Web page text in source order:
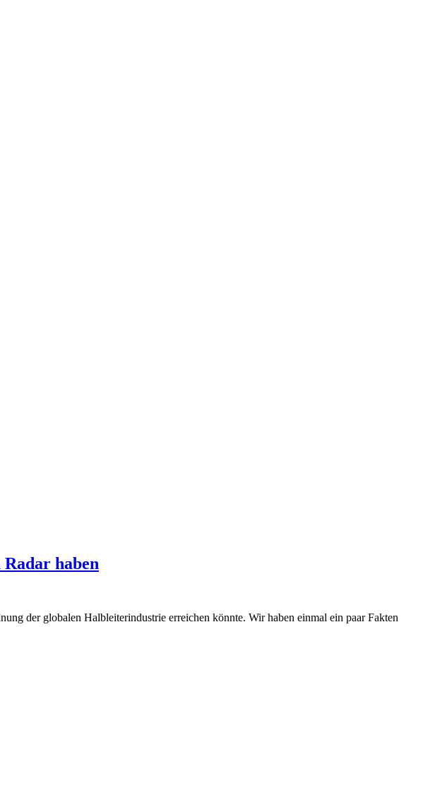
haben
der globalen Halbleiterindustrie erreichen könnte. Wir haben einmal ein paar Fakten